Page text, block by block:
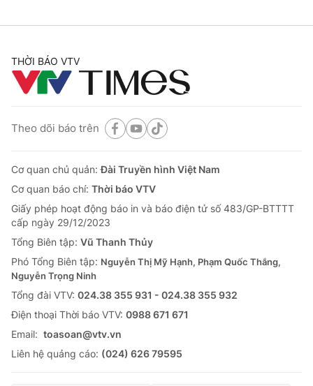
THỜI BÁO VTV
Theo dõi báo trên
Cơ quan chủ quản:Đài Truyền hình Việt Nam
Cơ quan báo chí: Thời báo VTV
Giấy phép hoạt động báo in và báo điện tử số 483/GP-BTTTT
cấp ngày 29/12/2023
Tổng Biên tập: Vũ Thanh Thủy
Phó Tổng Biên tập: Nguyễn Thị Mỹ Hạnh, Phạm Quốc Thắng,
Nguyễn Trọng Ninh
Tổng đài VTV: 024.38 355 931 - 024.38 355 932
Ðiện thoại Thời báo VTV: 0988 671 671
Email: toasoan@vtv.vn
Liên hệ quảng cáo: (024) 626 79595